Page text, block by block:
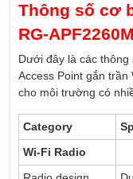
Thông số cơ
Dưới đây là các thông
Access Point gắn trần
cho môi trường có
Category
Wi-Fi Radio